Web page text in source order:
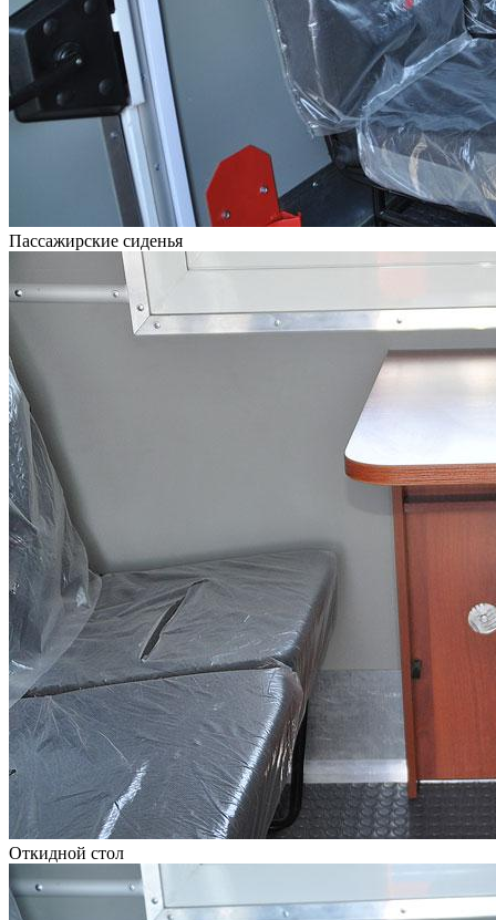
Пассажирские сиденья
Откидной стол